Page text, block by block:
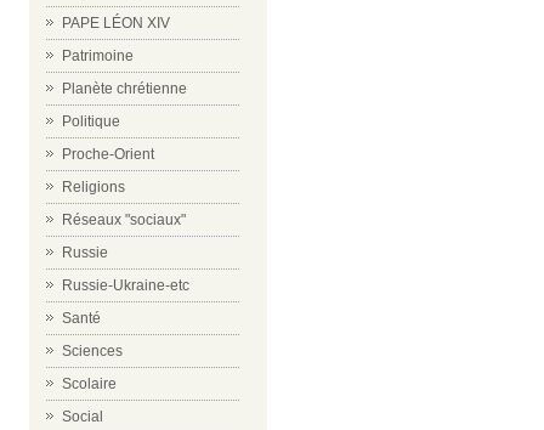
PAPE LÉON XIV
Patrimoine
Planète chrétienne
Politique
Proche-Orient
Religions
Réseaux "sociaux"
Russie
Russie-Ukraine-etc
Santé
Sciences
Scolaire
Social